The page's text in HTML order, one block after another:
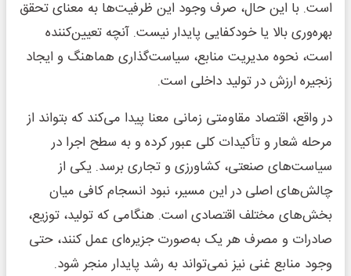
است. با این حال، صرف وجود این ظرفیت‌ها به معنای تحقق
بهره‌وری بالا یا خودکفایی پایدار نیست. آنچه تعیین‌کننده
است، نحوه مدیریت منابع، سیاست‌گذاری هماهنگ و ایجاد
زنجیره ارزش در تولید داخلی است.
در واقع، اقتصاد مقاومتی زمانی معنا پیدا می‌کند که بتواند از
مرحله شعار و تأکیدات کلی عبور کرده و به سطح اجرا در
سیاست‌های صنعتی، کشاورزی و تجاری برسد. یکی از
چالش‌های اصلی در این مسیر، نبود انسجام کافی میان
بخش‌های مختلف اقتصادی است. هنگامی که تولید، توزیع،
صادرات و مصرف هر یک به‌صورت جزیره‌ای عمل کنند، حتی
وجود منابع غنی نیز نمی‌تواند به رشد پایدار منجر شود.